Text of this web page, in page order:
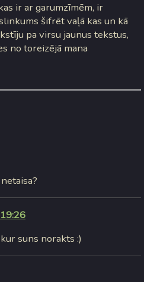
ir ar garumzīmēm, ir
šifrēt vaļā kas un kā
pa virsu jaunus tekstus,
no toreizējā mana
suns norakts :)